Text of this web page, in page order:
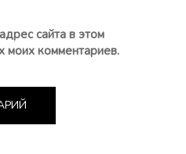
сайта в этом
комментариев.